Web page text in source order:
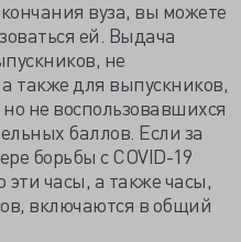
вуза, вы можете
ей. Выдача
не
также для выпускников,
не воспользовавшихся
баллов. Если за
борьбы c COVID-19
эти часы, а также часы,
включаются в общий